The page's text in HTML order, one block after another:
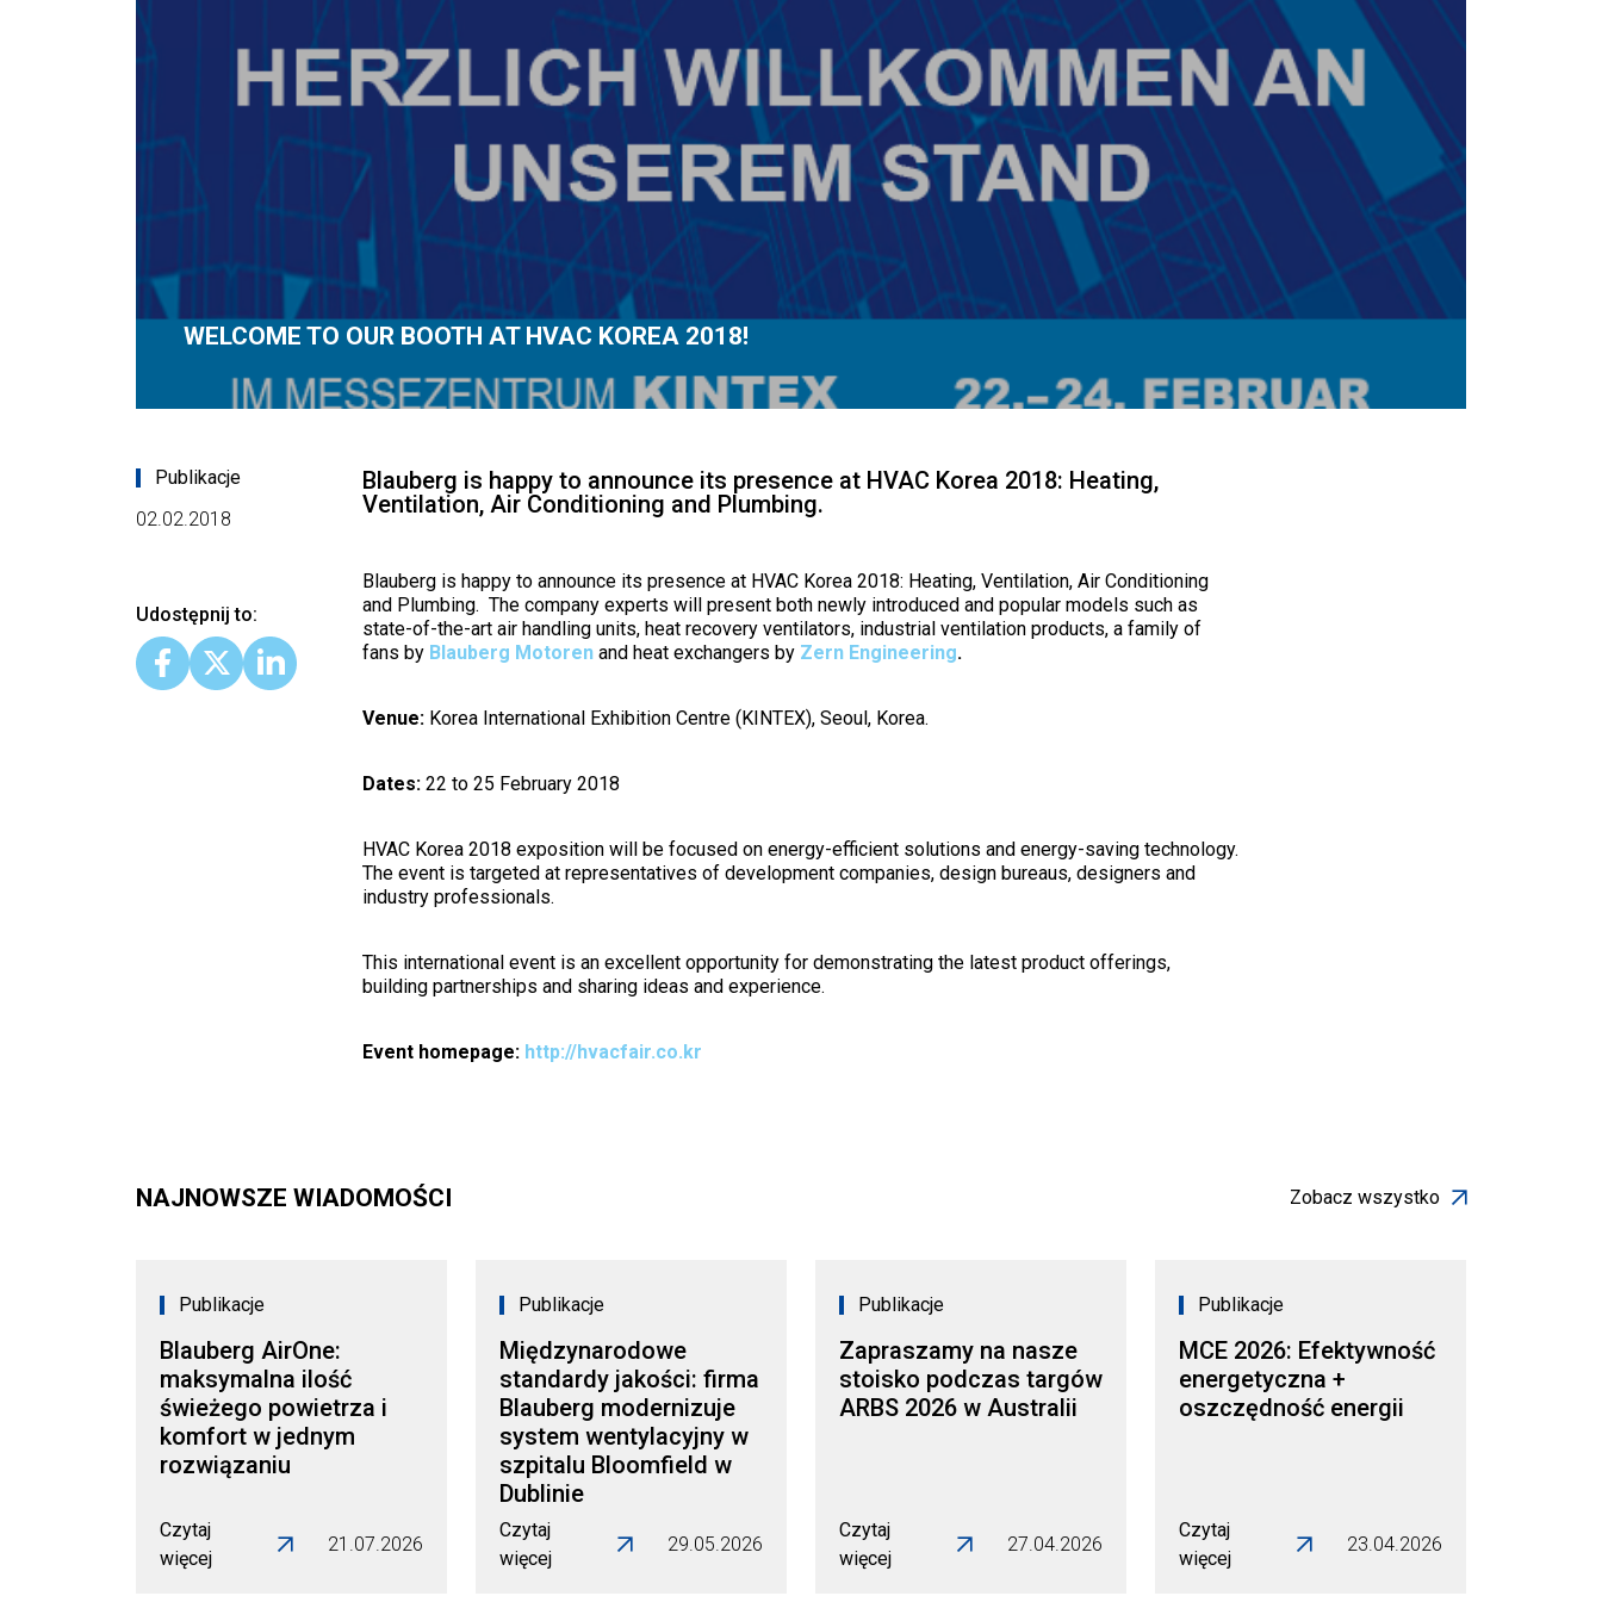
WELCOME TO OUR BOOTH AT HVAC KOREA 2018!
Publikacje
02.02.2018
Udostępnij to:
Blauberg is happy to announce its presence at HVAC Korea 2018: Heating,
Ventilation, Air Conditioning and Plumbing.
Blauberg is happy to announce its presence at HVAC Korea 2018: Heating, Ventilation, Air Conditioning
and Plumbing. The company experts will present both newly introduced and popular models such as
state-of-the-art air handling units, heat recovery ventilators, industrial ventilation products, a family of
fans by Blauberg Motoren and heat exchangers by Zern Engineering.
Venue: Korea International Exhibition Centre (KINTEX), Seoul, Korea.
Dates: 22 to 25 February 2018
HVAC Korea 2018 exposition will be focused on energy-efficient solutions and energy-saving technology.
The event is targeted at representatives of development companies, design bureaus, designers and
industry professionals.
This international event is an excellent opportunity for demonstrating the latest product offerings,
building partnerships and sharing ideas and experience.
Event homepage: http://hvacfair.co.kr
NAJNOWSZE WIADOMOŚCI Zobacz wszystko
Publikacje
Blauberg AirOne:
maksymalna ilość
świeżego powietrza i
komfort w jednym
rozwiązaniu
Czytaj
więcej
21.07.2026
Publikacje
Międzynarodowe
standardy jakości: firma
Blauberg modernizuje
system wentylacyjny w
szpitalu Bloomfield w
Dublinie
Czytaj
więcej
29.05.2026
Publikacje
Zapraszamy na nasze
stoisko podczas targów
ARBS 2026 w Australii
Czytaj
więcej
27.04.2026
Publikacje
MCE 2026: Efektywność
energetyczna +
oszczędność energii
Czytaj
więcej
23.04.2026